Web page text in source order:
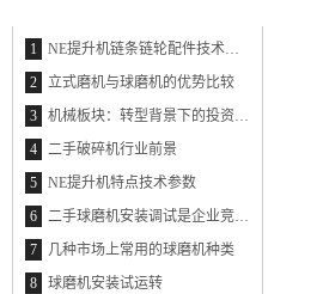
1
NE提升机链条链轮配件技术参数
2
立式磨机与球磨机的优势比较
3
机械板块：转型背景下的投资新思维
4
二手破碎机行业前景
5
NE提升机特点技术参数
6
二手球磨机安装调试是企业竞争的利器
7
几种市场上常用的球磨机种类
8
球磨机安装试运转